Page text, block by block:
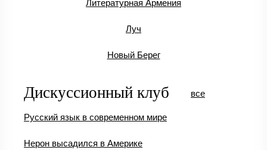
Литературная Армения
Луч
Новый Берег
Дискуссионный клуб
Русский язык в современном мире
Нерон высадился в Америке
все